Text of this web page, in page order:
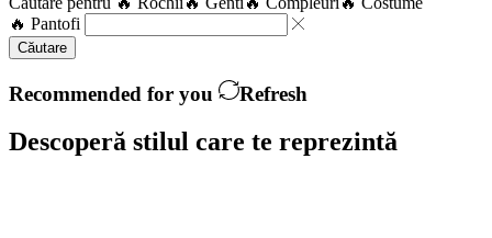
🔥 Pantofi
Căutare
Recommended for you Refresh
Descoperă stilul care te reprezintă